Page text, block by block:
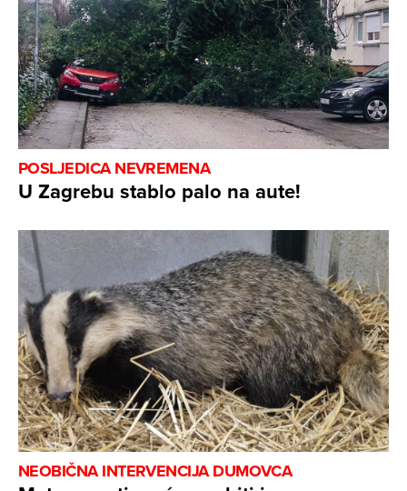
POSLJEDICA NEVREMENA
U Zagrebu stablo palo na aute!
NEOBIČNA INTERVENCIJA DUMOVCA